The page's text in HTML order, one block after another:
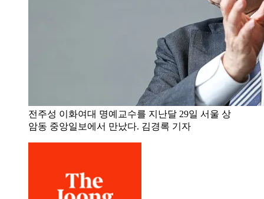
전주성 이화여대 명예교수를 지난달 29일 서울 상
암동 중앙일보에서 만났다. 김경록 기자